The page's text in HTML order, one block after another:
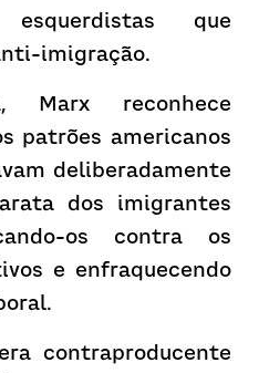
que
imigração.
Marx reconhece
patrões americanos
deliberadamente
dos imigrantes
os contra os
e enfraquecendo
contraproducente